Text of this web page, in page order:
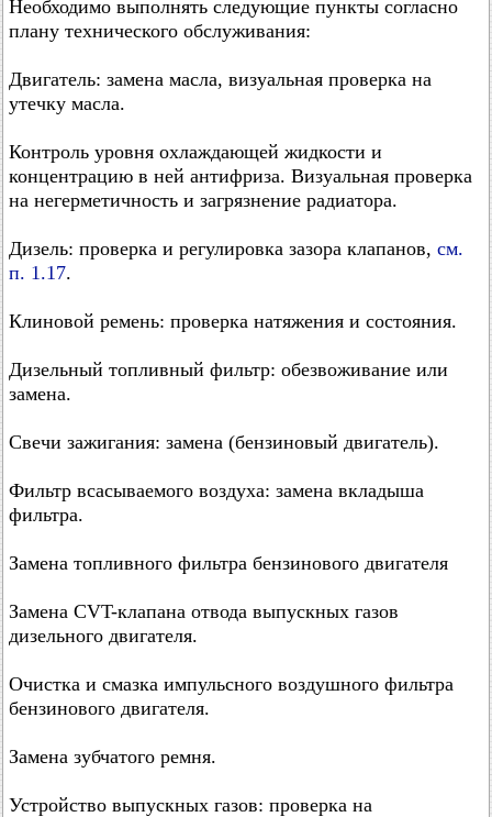
Необходимо выполнять следующие пункты согласно
плану технического обслуживания:
Двигатель: замена масла, визуальная проверка на
утечку масла.
Контроль уровня охлаждающей жидкости и
концентрацию в ней антифриза. Визуальная проверка
на негерметичность и загрязнение радиатора.
Дизель: проверка и регулировка зазора клапанов, см.
п. 1.17.
Клиновой ремень: проверка натяжения и состояния.
Дизельный топливный фильтр: обезвоживание или
замена.
Свечи зажигания: замена (бензиновый двигатель).
Фильтр всасываемого воздуха: замена вкладыша
фильтра.
Замена топливного фильтра бензинового двигателя
Замена CVT-клапана отвода выпускных газов
дизельного двигателя.
Очистка и смазка импульсного воздушного фильтра
бензинового двигателя.
Замена зубчатого ремня.
Устройство выпускных газов: проверка на